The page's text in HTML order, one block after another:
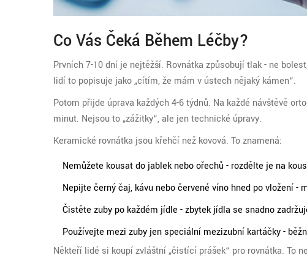
Co Vás Čeká Během Léčby?
Prvních 7-10 dní je nejtěžší. Rovnátka způsobují tlak - ne
lidí to popisuje jako „cítím, že mám v ústech nějaký kámen“.
Potom přijde úprava každých 4-6 týdnů. Na každé návštěvě
minut. Nejsou to „zážitky“, ale jen technické úpravy.
Keramické rovnátka jsou křehčí než kovová. To znamená:
Nemůžete kousat do jablek nebo ořechů - rozdělte je na
Nepijte černý čaj, kávu nebo červené víno hned po vložení -
Čistěte zuby po každém jídle - zbytek jídla se snadno
Používejte mezi zuby jen speciální mezizubní kartáčky -
Někteří lidé si koupí zvláštní „čistící prášek“ pro rovnátka. To